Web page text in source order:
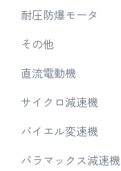
耐圧防爆モータ
その他
直流電動機
サイクロ減速機
バイエル変速機
パラマックス減速機